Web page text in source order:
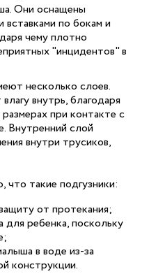
Они оснащены
вставками по бокам и
чему плотно
"инцидентов" в
несколько слоев.
внутрь, благодаря
при контакте с
Внутренний слой
внутри трусиков,
что такие подгузники:
от протекания;
ребенка, поскольку
в воде из-за
конструкции.